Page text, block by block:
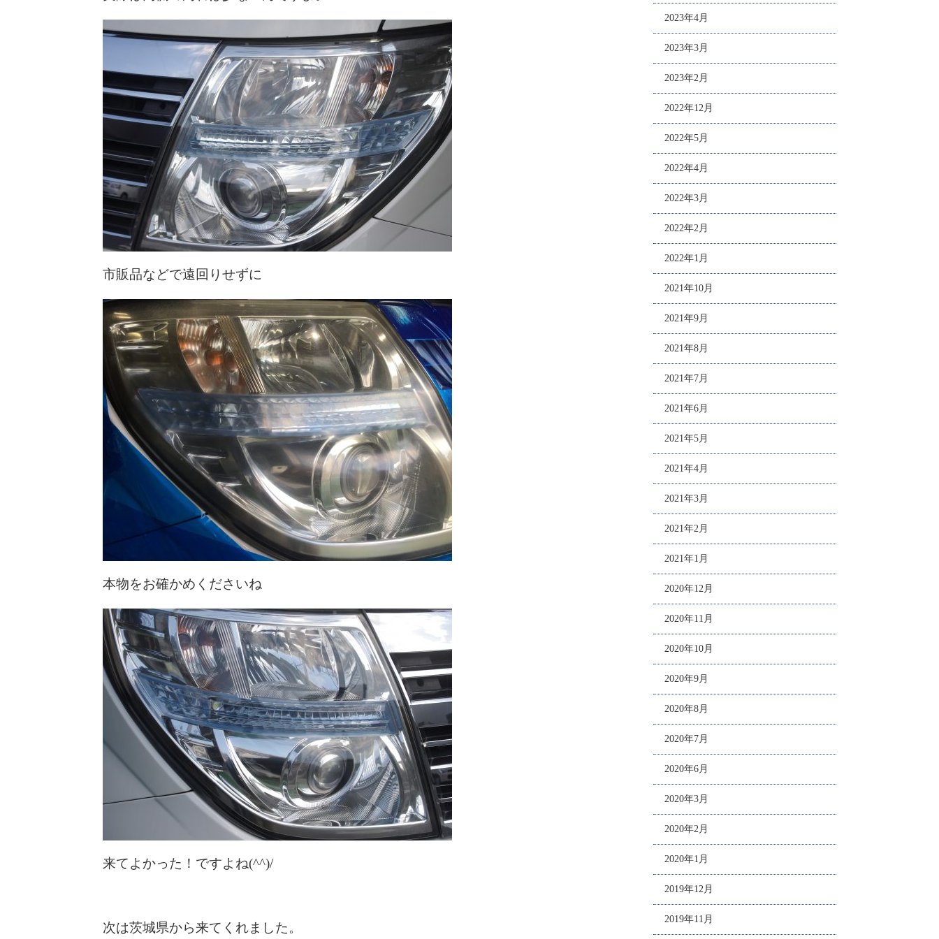
市販品などで遠回りせずに
本物をお確かめくださいね
来てよかった！ですよね(^^)/
次は茨城県から来てくれました。
2023年4月
2023年3月
2023年2月
2022年12月
2022年5月
2022年4月
2022年3月
2022年2月
2022年1月
2021年10月
2021年9月
2021年8月
2021年7月
2021年6月
2021年5月
2021年4月
2021年3月
2021年2月
2021年1月
2020年12月
2020年11月
2020年10月
2020年9月
2020年8月
2020年7月
2020年6月
2020年3月
2020年2月
2020年1月
2019年12月
2019年11月